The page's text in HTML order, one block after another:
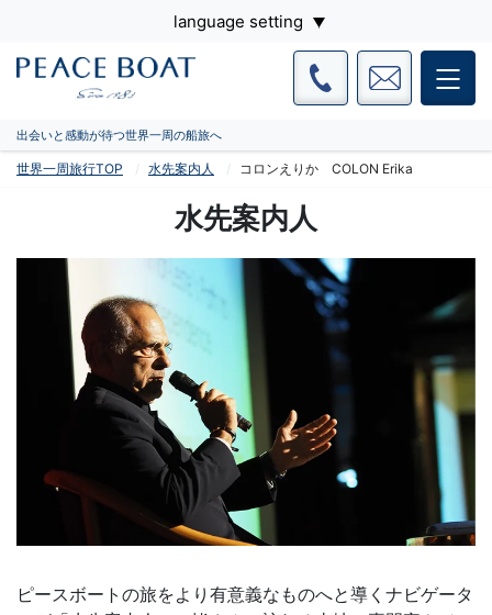
language setting
出会いと感動が待つ世界一周の船旅へ
世界一周旅行TOP 水先案内人 コロンえりか COLON Erika
水先案内人
ピースボートの旅をより有意義なものへと導くナビゲータ